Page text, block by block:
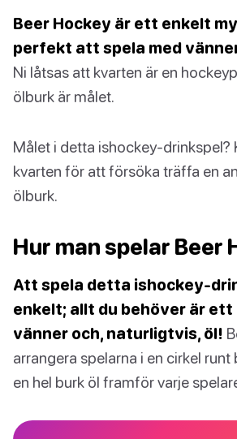
Beer Hockey är ett enkelt
perfekt att spela med
Ni låtsas att kvarten är en
ölburk är målet.
Målet i detta ishockey-drinkspel?
kvarten för att försöka träffa en
ölburk.
Hur man spelar Beer
Att spela detta ishockey-
enkelt; allt du behöver är ett
vänner och, naturligtvis, öl!
arrangera spelarna i en cirkel runt
en hel burk öl framför varje